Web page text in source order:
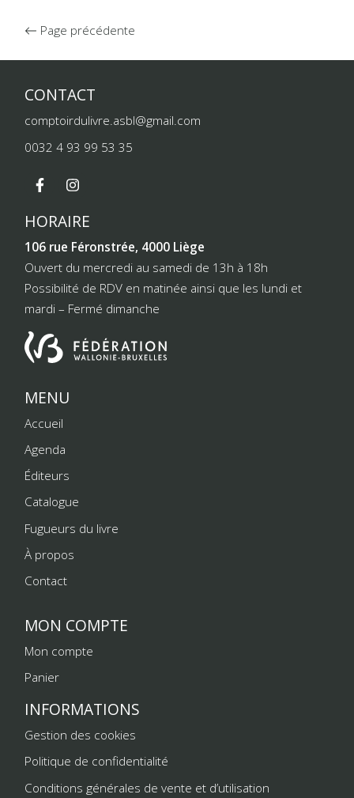
Page précédente
CONTACT
comptoirdulivre.asbl@gmail.com
0032 4 93 99 53 35
HORAIRE
106 rue Féronstrée, 4000 Liège
Ouvert du mercredi au samedi de 13h à 18h
Possibilité de RDV en matinée ainsi que les lundi et
mardi – Fermé dimanche
MENU
Accueil
Agenda
Éditeurs
Catalogue
Fugueurs du livre
À propos
Contact
MON COMPTE
Mon compte
Panier
INFORMATIONS
Gestion des cookies
Politique de confidentialité
Conditions générales de vente et d’utilisation